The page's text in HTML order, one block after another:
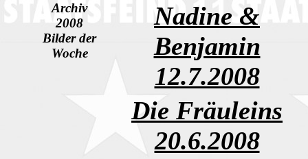
Archiv
2008
Bilder der
Woche
Nadine &
Benjamin
12.7.2008
Die Fräuleins
20.6.2008